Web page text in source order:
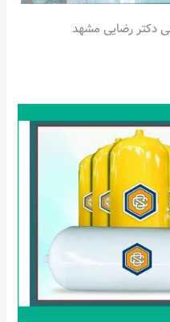
دکتر رضایی مشهد